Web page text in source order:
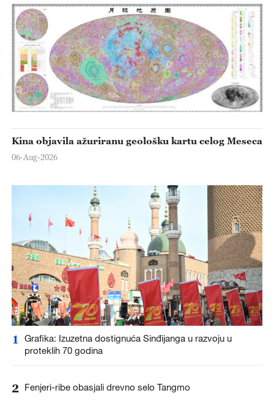
Kina objavila ažuriranu geološku kartu celog Meseca
06-Aug-2026
1
Grafika: Izuzetna dostignuća Sinđijanga u razvoju u
proteklih 70 godina
2 Fenjeri-ribe obasjali drevno selo Tangmo